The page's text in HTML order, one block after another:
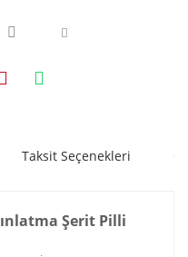
Taksit Seçenekleri
Şerit Pilli